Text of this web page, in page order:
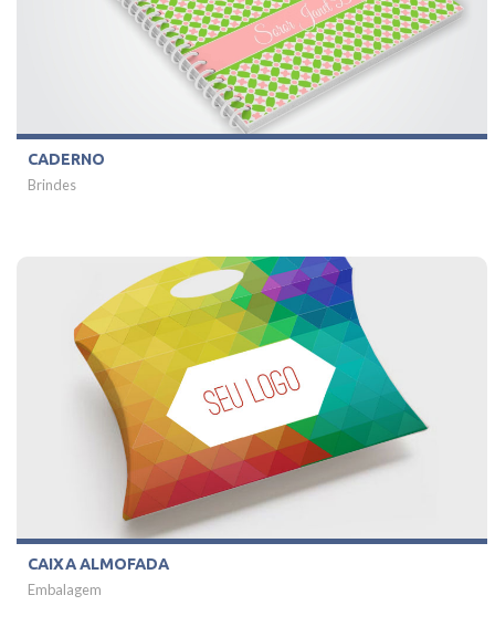
CADERNO
Brindes
CAIXA ALMOFADA
Embalagem